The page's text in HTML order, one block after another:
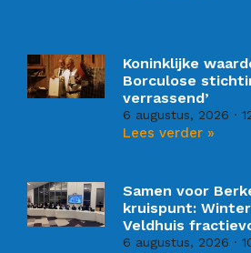
Koninklijke
Borculose
verrassend’
6 augustus, 2026
Lees verder »
Samen voor
kruispunt:
Veldhuis
6 augustus, 2026